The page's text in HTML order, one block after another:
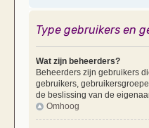
Type gebruikers en
Wat zijn beheerders?
Beheerders zijn gebruikers
gebruikers,
de beslissing van de
Omhoog